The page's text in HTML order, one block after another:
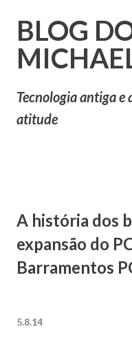
BLOG
Tecnologia antiga
atitude
A história dos
expansão do
Barramentos
5.8.14